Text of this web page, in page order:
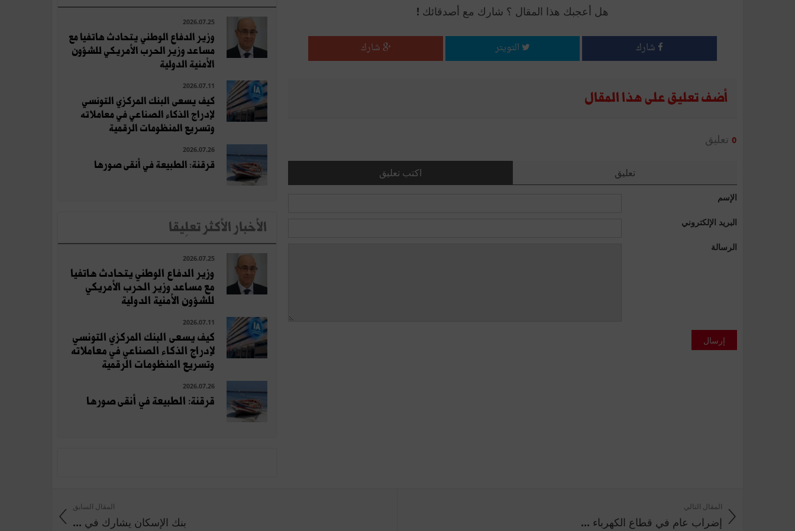
هل أعجبك هذا المقال ؟ شارك مع أصدقائك !
شارك التويتر شارك
أضف تعليق على هذا المقال
0 تعليق
اكتب تعليق تعليق
الإسم
البريد الإلكتروني
الرسالة
إرسال
2026.07.25
وزير الدفاع الوطني يتحادث هاتفيا مع
مساعد وزير الحرب الأمريكي للشؤون
الأمنية الدولية
2026.07.11
كيف يسعى البنك المركزي التونسي
لإدراج الذكاء الصناعي في معاملاته
وتسريع المنظومات الرقمية
2026.07.26
قرقنة: الطبيعة في أنقى صورها
الأخبار الأكثر تعلِيقا
2026.07.25
وزير الدفاع الوطني يتحادث هاتفيا
مع مساعد وزير الحرب الأمريكي
للشؤون الأمنية الدولية
2026.07.11
كيف يسعى البنك المركزي التونسي
لإدراج الذكاء الصناعي في معاملاته
وتسريع المنظومات الرقمية
2026.07.26
قرقنة: الطبيعة في أنقى صورها
المقال السابق
بنك الإسكان يشارك في ...
المقال التالي
إضراب عام في قطاع الكهرباء ...